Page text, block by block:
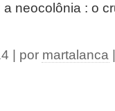
neocolônia : o
| por martalanca